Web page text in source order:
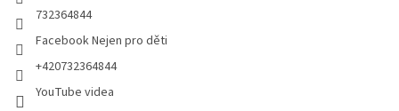
732364844
Facebook Nejen pro děti
+420732364844
YouTube videa